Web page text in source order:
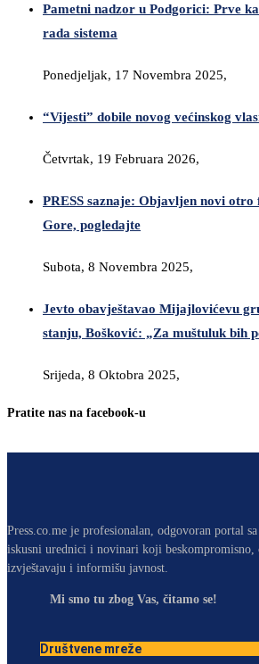
Pametni nadzor u Podgorici: Prve
rada sistema
Ponedjeljak, 17 Novembra 2025,
“Vijesti” dobile novog većinskog
Četvrtak, 19 Februara 2026,
PRESS saznaje: Objavljen novi
Gore, pogledajte
Subota, 8 Novembra 2025,
Jevto obavještavao Mijajlovićevu
stanju, Bošković: „Za muštuluk bih
Srijeda, 8 Oktobra 2025,
Pratite nas na facebook-u
Press.co.me je profesionalan, odgovoran portal
iskusni urednici i novinari koji beskompromisno,
izvještavaju i informišu javnost.
Mi smo tu zbog Vas, čitamo se!
Društvene mreže